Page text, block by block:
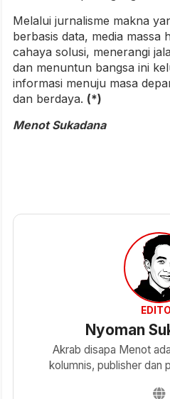
Melalui jurnalisme makna
berbasis data, media massa
cahaya solusi, menerangi
dan menuntun bangsa ini
informasi menuju masa
dan berdaya. (*)
Menot Sukadana
Nyoman
Akrab disapa Menot
kolumnis, publisher dan